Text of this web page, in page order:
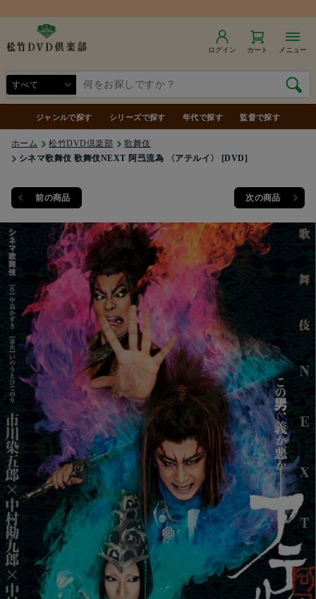
ログイン カート メニュー
ジャンルで探す シリーズで探す 年代で探す 監督で探す
ホーム 松竹DVD倶楽部
歌舞伎
シネマ歌舞伎 歌舞伎NEXT 阿弖流為 〈アテルイ〉 [DVD]
前の商品 次の商品